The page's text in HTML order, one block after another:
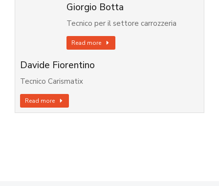
Giorgio Botta
Tecnico per il settore carrozzeria
Read more
Davide Fiorentino
Tecnico Carismatix
Read more